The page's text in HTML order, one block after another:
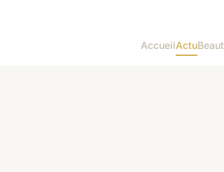
AccueilActu